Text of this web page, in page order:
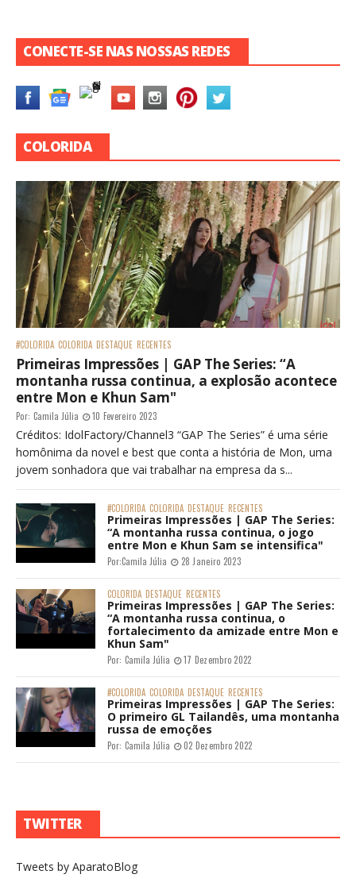
CONECTE-SE NAS NOSSAS REDES
COLORIDA
#COLORIDA COLORIDA DESTAQUE RECENTES
Primeiras Impressões | GAP The Series: “A
montanha russa continua, a explosão acontece
entre Mon e Khun Sam"
Por: Camila Júlia 10 Fevereiro 2023
Créditos: IdolFactory/Channel3 “GAP The Series” é uma série
homônima da novel e best que conta a história de Mon, uma
jovem sonhadora que vai trabalhar na empresa da s...
#COLORIDA COLORIDA DESTAQUE RECENTES
Primeiras Impressões | GAP The Series:
“A montanha russa continua, o jogo
entre Mon e Khun Sam se intensifica"
Por:Camila Júlia 28 Janeiro 2023
COLORIDA DESTAQUE RECENTES
Primeiras Impressões | GAP The Series:
“A montanha russa continua, o
fortalecimento da amizade entre Mon e
Khun Sam"
Por: Camila Júlia 17 Dezembro 2022
#COLORIDA COLORIDA DESTAQUE RECENTES
Primeiras Impressões | GAP The Series:
O primeiro GL Tailandês, uma montanha
russa de emoções
Por: Camila Júlia 02 Dezembro 2022
TWITTER
Tweets by AparatoBlog